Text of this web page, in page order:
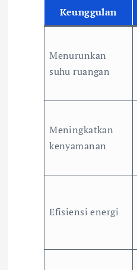
Keunggulan
Menurunkan
suhu ruangan
Meningkatkan
kenyamanan
Efisiensi energi